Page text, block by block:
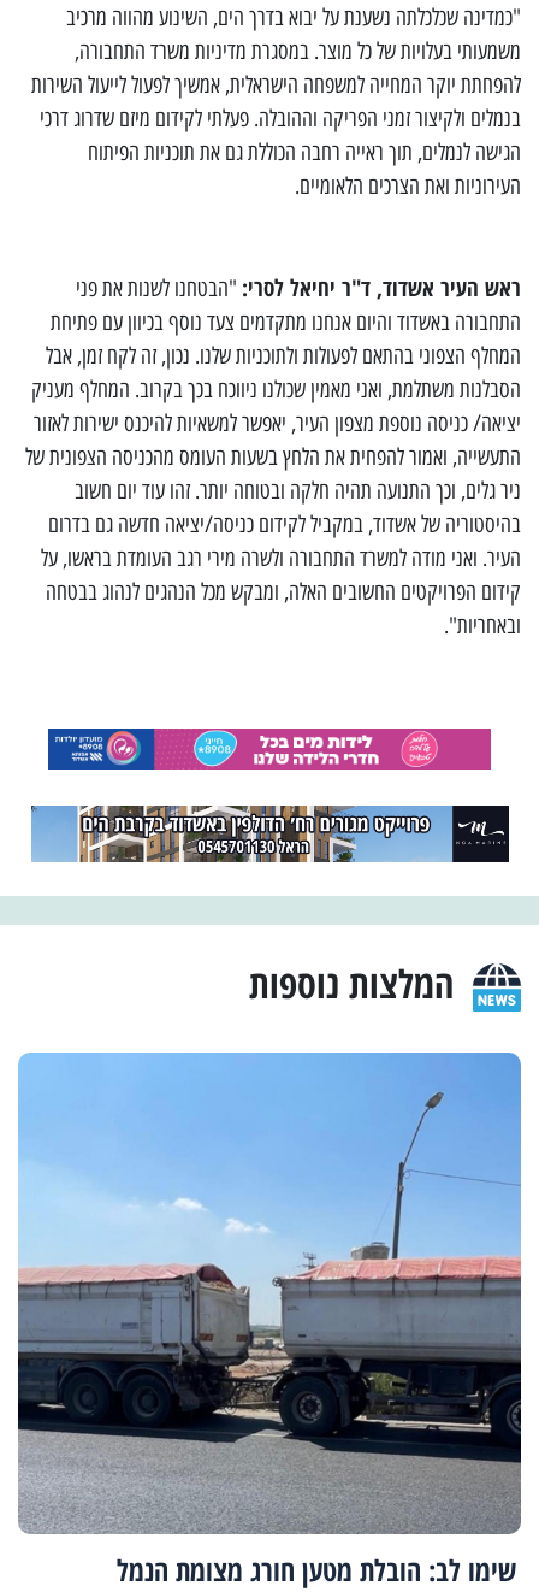
"כמדינה שכלכלתה נשענת על יבוא בדרך הים, השינוע מהווה מרכיב
משמעותי בעלויות של כל מוצר. במסגרת מדיניות משרד התחבורה,
להפחתת יוקר המחייה למשפחה הישראלית, אמשיך לפעול לייעול השירות
בנמלים ולקיצור זמני הפריקה וההובלה. פעלתי לקידום מיזם שדרוג דרכי
הגישה לנמלים, תוך ראייה רחבה הכוללת גם את תוכניות הפיתוח
העירוניות ואת הצרכים הלאומיים.
ראש העיר אשדוד, ד"ר יחיאל לסרי: "הבטחנו לשנות את פני
התחבורה באשדוד והיום אנחנו מתקדמים צעד נוסף בכיוון עם פתיחת
המחלף הצפוני בהתאם לפעולות ולתוכניות שלנו. נכון, זה לקח זמן, אבל
הסבלנות משתלמת, ואני מאמין שכולנו ניווכח בכך בקרוב. המחלף מעניק
יציאה/ כניסה נוספת מצפון העיר, יאפשר למשאיות להיכנס ישירות לאזור
התעשייה, ואמור להפחית את הלחץ בשעות העומס מהכניסה הצפונית של
ניר גלים, וכך התנועה תהיה חלקה ובטוחה יותר. זהו עוד יום חשוב
בהיסטוריה של אשדוד, במקביל לקידום כניסה/יציאה חדשה גם בדרום
העיר. ואני מודה למשרד התחבורה ולשרה מירי רגב העומדת בראשו, על
קידום הפרויקטים החשובים האלה, ומבקש מכל הנהגים לנהוג בבטחה
ובאחריות".
המלצות נוספות
שימו לב: הובלת מטען חורג מצומת הנמל